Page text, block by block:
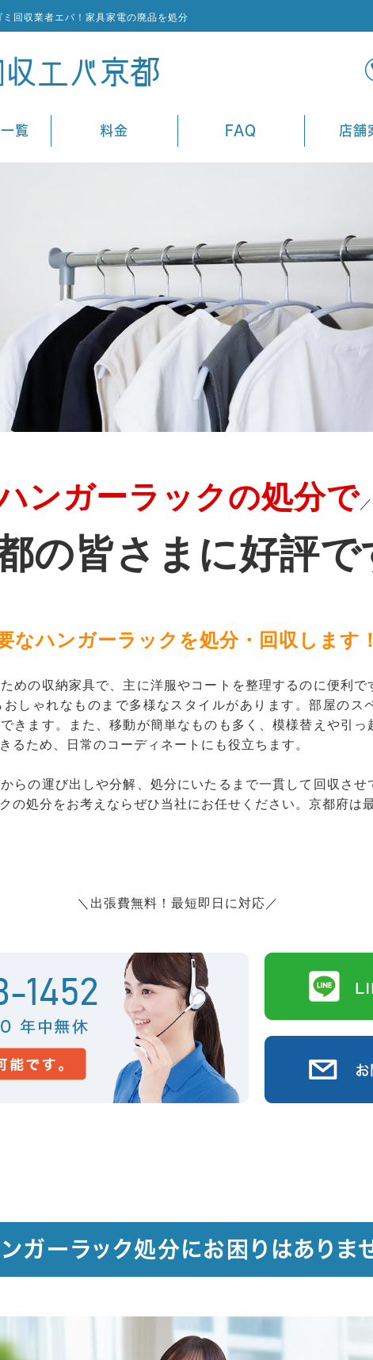
回収業者エバ！家具家電の廃品を処分
覧 料金 FAQ 店舗
ンガーラックの処分で
の皆さまに好評で
なハンガーラックを処分・回収します！
めの収納家具で、主に洋服やコートを整理するのに便利
しゃれなものまで多様なスタイルがあります。部屋のス
きます。また、移動が簡単なものも多く、模様替えや引っ
るため、日常のコーディネートにも役立ちます。
らの運び出しや分解、処分にいたるまで一貫して回収させ
の処分をお考えならぜひ当社にお任せください。京都府は
＼出張費無料！最短即日に対応／
ガーラック処分にお困りはありま